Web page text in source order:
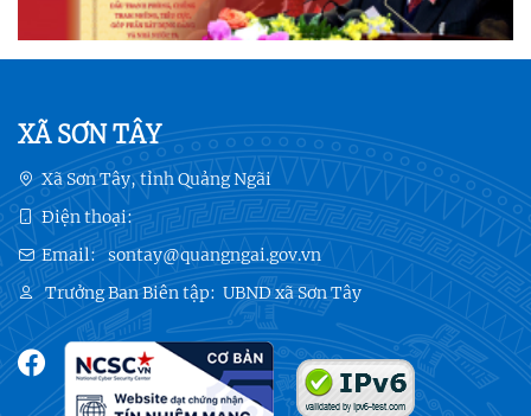
XÃ SƠN TÂY
Xã Sơn Tây, tỉnh Quảng Ngãi
Điện thoại:
Email: sontay@quangngai.gov.vn
Trưởng Ban Biên tập: UBND xã Sơn Tây